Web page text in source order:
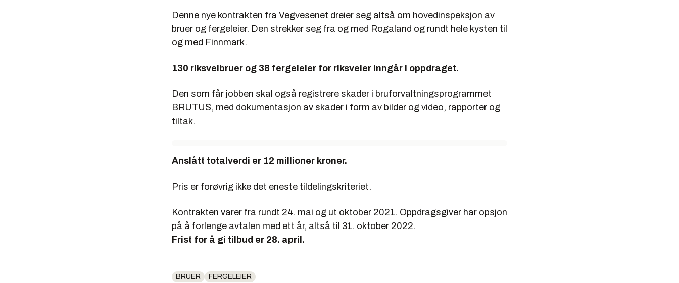
Denne nye kontrakten fra Vegvesenet dreier seg altså om hovedinspeksjon av
bruer og fergeleier. Den strekker seg fra og med Rogaland og rundt hele kysten til
og med Finnmark.
130 riksveibruer og 38 fergeleier for riksveier inngår i oppdraget.
Den som får jobben skal også registrere skader i bruforvaltningsprogrammet
BRUTUS, med dokumentasjon av skader i form av bilder og video, rapporter og
tiltak.
Anslått totalverdi er 12 millioner kroner.
Pris er forøvrig ikke det eneste tildelingskriteriet.
Kontrakten varer fra rundt 24. mai og ut oktober 2021. Oppdragsgiver har opsjon
på å forlenge avtalen med ett år, altså til 31. oktober 2022.
Frist for å gi tilbud er 28. april.
BRUER FERGELEIER